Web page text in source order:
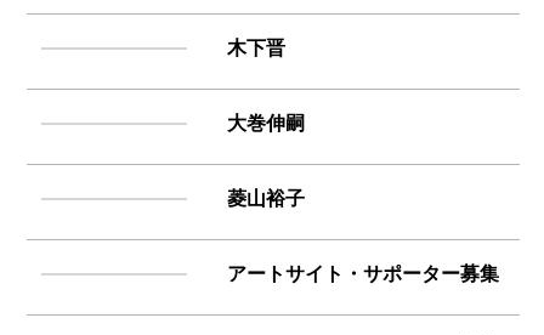
木下晋
大巻伸嗣
菱山裕子
アートサイト・サポーター募集